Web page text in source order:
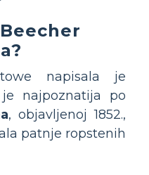
napisala je
najpoznatija po
, objavljenoj 1852.,
patnje ropstenih